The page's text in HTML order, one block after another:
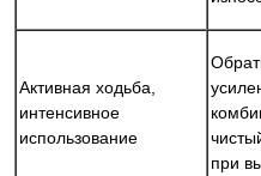
Активная ходьба,
интенсивное
использование
при